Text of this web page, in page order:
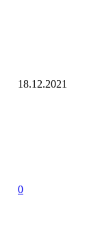
18.12.2021
0